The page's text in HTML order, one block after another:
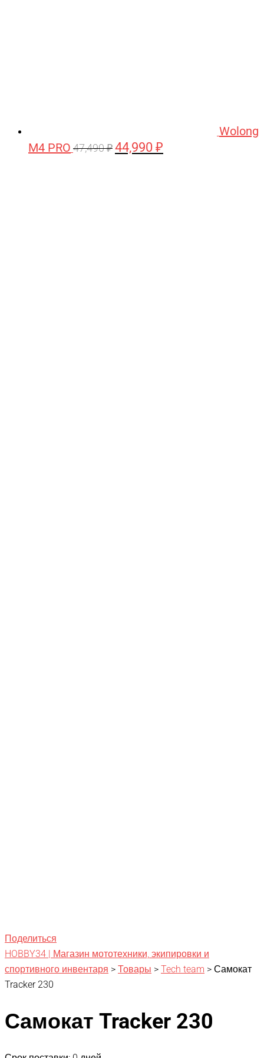
Wolong
M4 PRO 47,490₽ Первоначальная
44,990 ₽
Поделиться
HOBBY34 | Магазин мототехники, экипировки и
спортивного инвентаря > Товары > Tech team > Самокат
Tracker 230
Самокат Tracker 230